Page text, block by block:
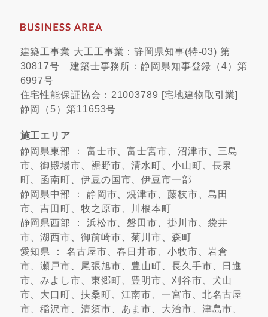
建築工事業 大工工事業：静岡県知事(特-03) 第
30817号 建築士事務所：静岡県知事登録（4）第
6997号
住宅性能保証協会：21003789 [宅地建物取引業]
静岡（5）第11653号
施工エリア
静岡県東部 ： 富士市、富士宮市、沼津市、三島
市、御殿場市、裾野市、清水町、小山町、長泉
町、函南町、伊豆の国市、伊豆市一部
静岡県中部 ： 静岡市、焼津市、藤枝市、島田
市、吉田町、牧之原市、川根本町
静岡県西部 ： 浜松市、磐田市、掛川市、袋井
市、湖西市、御前崎市、菊川市、森町
愛知県 ： 名古屋市、春日井市、小牧市、岩倉
市、瀬戸市、尾張旭市、豊山町、長久手市、日進
市、みよし市、東郷町、豊明市、刈谷市、犬山
市、大口町、扶桑町、江南市、一宮市、北名古屋
市、稲沢市、清須市、あま市、大治市、津島市、